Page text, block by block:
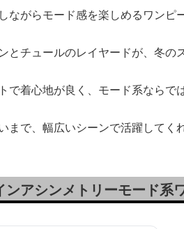
ながらモード感を楽しめるワンピ
とチュールのレイヤードが、冬の
で着心地が良く、モード系ならで
まで、幅広いシーンで活躍してく
アシンメトリーモード系